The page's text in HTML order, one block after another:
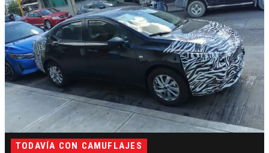
TODAVÍA CON CAMUFLAJES